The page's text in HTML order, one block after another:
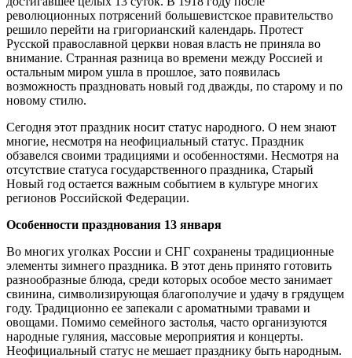
революционных потрясений большевистское правительство
решило перейти на григорианский календарь. Протест
Русской православной церкви новая власть не приняла во
внимание. Странная разница во времени между Россией и
остальным миром ушла в прошлое, зато появилась
возможность праздновать новый год дважды, по старому и по
новому стилю.
Сегодня этот праздник носит статус народного. О нем знают
многие, несмотря на неофициальный статус. Праздник
обзавелся своими традициями и особенностями. Несмотря на
отсутствие статуса государственного праздника, Старый
Новый год остается важным событием в культуре многих
регионов Российской Федерации.
Особенности празднования 13 января
Во многих уголках России и СНГ сохранены традиционные
элементы зимнего праздника. В этот день принято готовить
разнообразные блюда, среди которых особое место занимает
свинина, символизирующая благополучие и удачу в грядущем
году. Традиционно ее запекали с ароматными травами и
овощами. Помимо семейного застолья, часто организуются
народные гуляния, массовые мероприятия и концерты.
Неофициальный статус не мешает празднику быть народным.